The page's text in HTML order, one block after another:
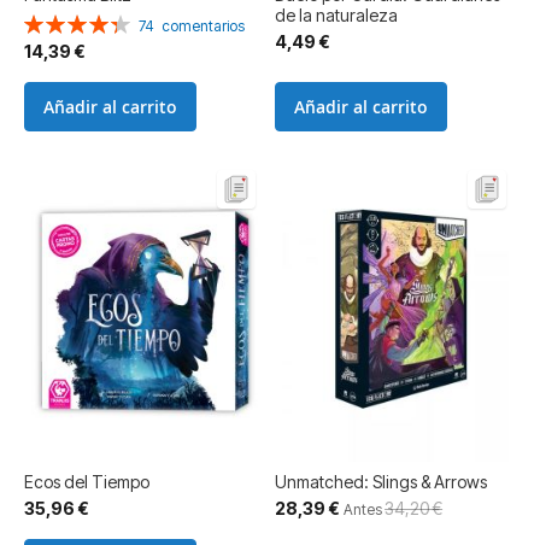
Valoración:
88%
74 comentarios
14,39 €
Añadir al carrito
de la naturaleza
4,49 €
Añadir al carrito
Ecos del Tiempo
35,96 €
Unmatched: Slings & Arrows
Precio
especial
28,39 € Antes34,20 €